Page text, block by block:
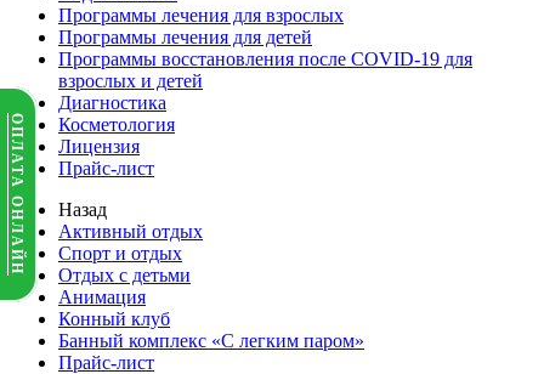
Программы лечения для взрослых
Программы лечения для детей
Программы восстановления после COVID-19 для
взрослых и детей
Диагностика
Косметология
Лицензия
Прайс-лист
Назад
Активный отдых
Спорт и отдых
Отдых с детьми
Анимация
Конный клуб
Банный комплекс «С легким паром»
Прайс-лист
ОПЛАТА ОНЛАЙН